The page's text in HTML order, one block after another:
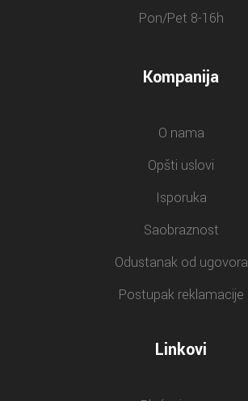
Pon/Pet 8-16h
Kompanija
O nama
Opšti uslovi
Isporuka
Saobraznost
Odustanak od ugovora
Postupak reklamacije
Linkovi